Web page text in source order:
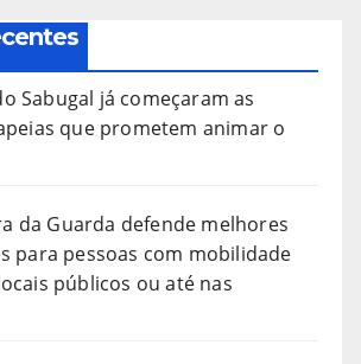
Sabugal já começaram as
que prometem animar o
da Guarda defende melhores
para pessoas com mobilidade
públicos ou até nas